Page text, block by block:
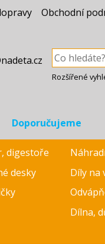
Obchodní
Rozšířené
Doporučujeme
digestoře
desky Díly na
Dílna,